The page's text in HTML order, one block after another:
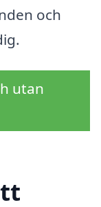
och
utan